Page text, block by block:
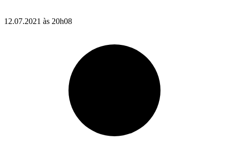
12.07.2021 às 20h08